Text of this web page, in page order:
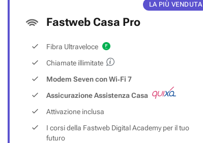
LA PIÙ VENDUTA
Fastweb Casa Pro
Fibra Ultraveloce
Chiamate illimitate
Modem Seven con Wi‑Fi 7
Assicurazione Assistenza Casa
Attivazione inclusa
I corsi della Fastweb Digital Academy per il tuo
futuro